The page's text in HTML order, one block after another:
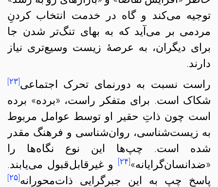
توجیه می‌کند و گاه در خدمت انتخاب کردنِ
مردمی بر می‌آید که به بهای تنگ‌تر شدن جا
برای دیگران، به عرصهٔ زیست وسیع‌تری نیاز
دارند.
راست نسبت به دورنمای تحرک اجتماعی[۲۳]
شکاک است. برای متفکر راست، «برده» برده
است چون ذاتِ حقیر او توسط عوامل مربوط
به زیست‌شناسی، روان‌شناسی و فرهنگ مقدر
شده است. چپ‌ها این نوع نگاه‌ها را
«ضدانسان‌گرایانه»[۲۴]
و غیرقابل‌قبول می‌یابند.
پاسخ چپ به این جبرگرایی ذات‌محورانه[۲۵]